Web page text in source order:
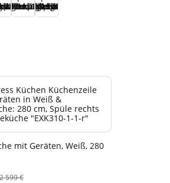
mit Geräten, Weiß, 280
2 599 €